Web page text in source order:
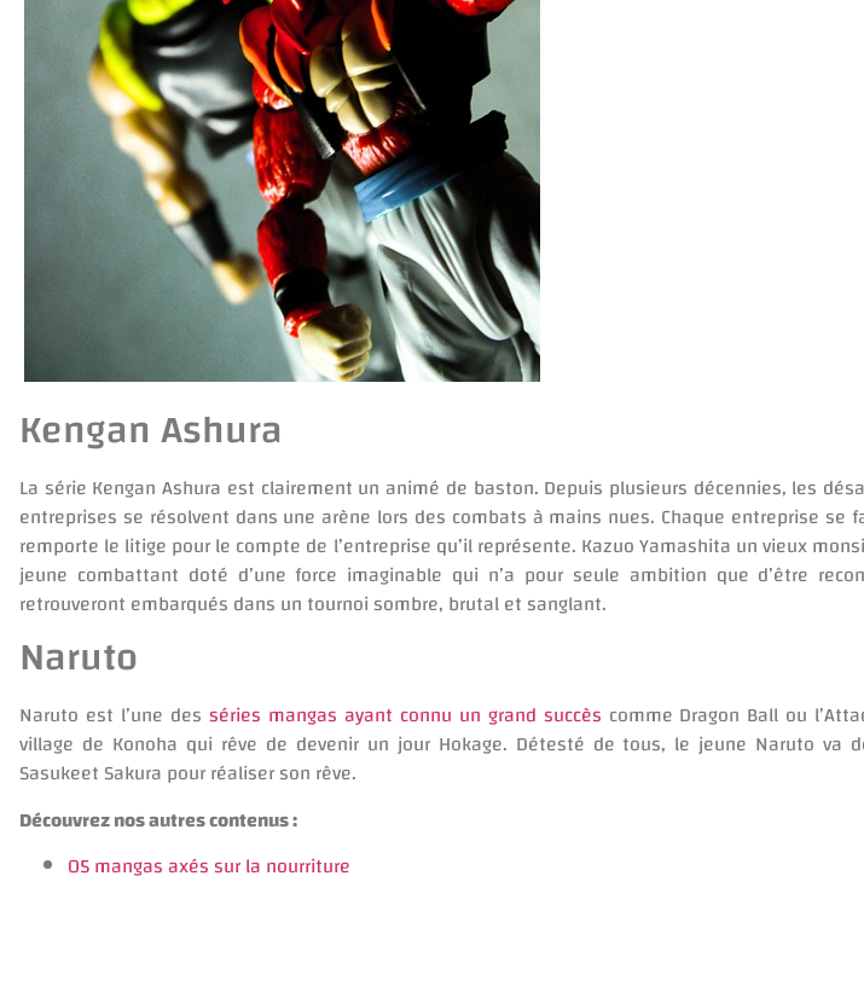
Kengan Ashura
La série Kengan Ashura est clairement un animé de baston. Depuis plusieurs décennies, les
entreprises se résolvent dans une arène lors des combats à mains nues. Chaque entreprise
remporte le litige pour le compte de l’entreprise qu’il représente. Kazuo Yamashita un vieux
jeune combattant doté d’une force imaginable qui n’a pour seule ambition que d’être
retrouveront embarqués dans un tournoi sombre, brutal et sanglant.
Naruto
Naruto est l’une des séries mangas ayant connu un grand succès comme Dragon Ball ou
village de Konoha qui rêve de devenir un jour Hokage. Détesté de tous, le jeune Naruto va
Sasukeet Sakura pour réaliser son rêve.
Découvrez nos autres contenus :
05 mangas axés sur la nourriture